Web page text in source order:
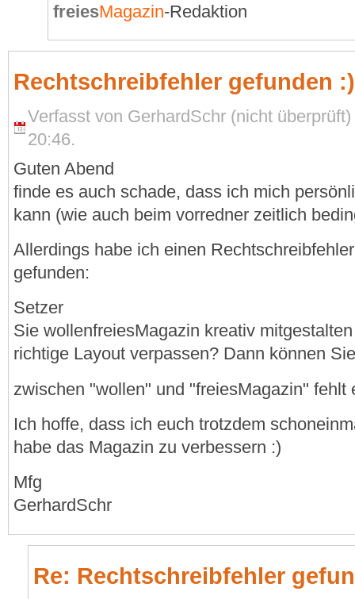
freiesMagazin-Redaktion
Rechtschreibfehler gefunden :)
Verfasst von GerhardSchr (nicht
20:46.
Guten Abend
finde es auch schade, dass ich mich
kann (wie auch beim vorredner zeitlich
Allerdings habe ich einen
gefunden:
Setzer
Sie wollenfreiesMagazin kreativ
richtige Layout verpassen? Dann können
zwischen "wollen" und "freiesMagazin" fehlt
Ich hoffe, dass ich euch trotzdem
habe das Magazin zu verbessern :)
Mfg
GerhardSchr
Re: Rechtschreibfehler